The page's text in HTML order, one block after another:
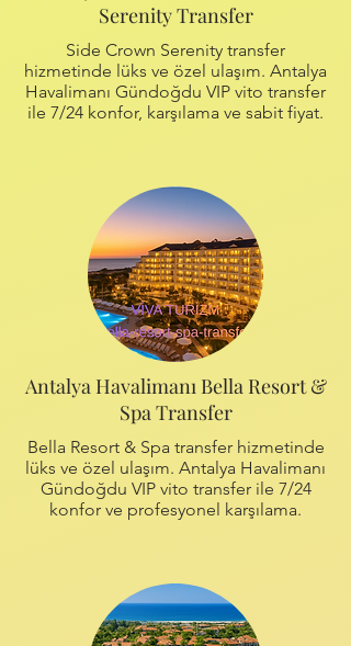
Serenity Transfer
Side Crown Serenity transfer
hizmetinde lüks ve özel ulaşım. Antalya
Havalimanı Gündoğdu VIP vito transfer
ile 7/24 konfor, karşılama ve sabit fiyat.
Antalya Havalimanı Bella Resort &
Spa Transfer
Bella Resort & Spa transfer hizmetinde
lüks ve özel ulaşım. Antalya Havalimanı
Gündoğdu VIP vito transfer ile 7/24
konfor ve profesyonel karşılama.